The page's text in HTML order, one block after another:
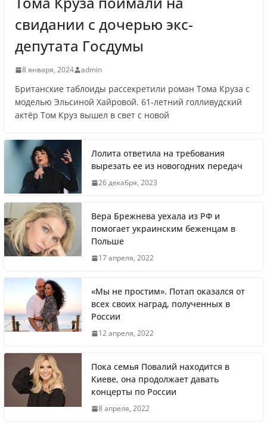
Врачи рассказали о состоянии младенца,
которого бросили замерзать на остановке
Названы регионы России, где
продолжилась мобилизация
Что заявил многолетний друг Путина
Житель Швеции продал яхту и купил
Вера Брежнева уехала из РФ и помогает
Литва первой в Европе полностью
свидании с дочерью экс-
депутата Госдумы
8 января, 2024 admin
Британские таблоиды рассекретили роман Тома Круза с
моделью Эльсиной Хайровой. 61-летний голливудский
актёр Том Круз вышел в свет с новой
Лолита ответила на требования
вырезать ее из новогодних передач
26 декабря, 2023
Вера Брежнева уехала из РФ и
помогает украинским беженцам в
Польше
17 апреля, 2022
«Мы не простим». Потап оказался от
всех своих наград, полученных в
России
12 апреля, 2022
Пока семья Повалий находится в
Киеве, она продолжает давать
концерты по России
8 апреля, 2022